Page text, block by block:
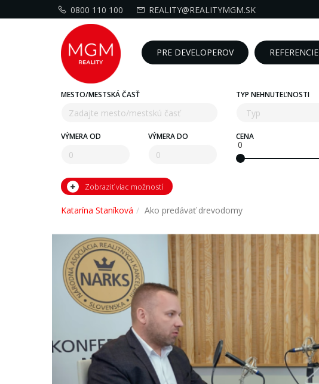
0800 110 100 REALITY@REALITYMGM.SK
PRE DEVELOPEROV REFERENCIE
MESTO/MESTSKÁ ČASŤ TYP NEHNUTEĽNOSTI
VÝMERA OD VÝMERA DO CENA
0
Zobraziť viac možností
Katarína Staníková Ako predávať drevodomy